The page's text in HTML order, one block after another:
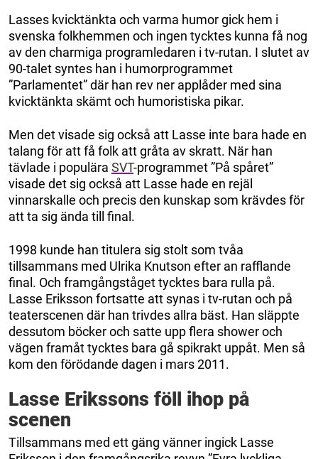
Lasses kvicktänkta och varma humor gick hem i
svenska folkhemmen och ingen tycktes kunna få nog
av den charmiga programledaren i tv-rutan. I slutet av
90-talet syntes han i humorprogrammet
”Parlamentet” där han rev ner applåder med sina
kvicktänkta skämt och humoristiska pikar.
Men det visade sig också att Lasse inte bara hade en
talang för att få folk att gråta av skratt. När han
tävlade i populära SVT-programmet ”På spåret”
visade det sig också att Lasse hade en rejäl
vinnarskalle och precis den kunskap som krävdes för
att ta sig ända till final.
1998 kunde han titulera sig stolt som tvåa
tillsammans med Ulrika Knutson efter an rafflande
final. Och framgångståget tycktes bara rulla på.
Lasse Eriksson fortsatte att synas i tv-rutan och på
teaterscenen där han trivdes allra bäst. Han släppte
dessutom böcker och satte upp flera shower och
vägen framåt tycktes bara gå spikrakt uppåt. Men så
kom den förödande dagen i mars 2011.
Lasse Erikssons föll ihop på
scenen
Tillsammans med ett gäng vänner ingick Lasse